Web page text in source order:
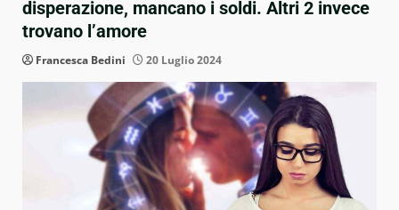
disperazione, mancano i soldi. Altri 2 invece
trovano l’amore
Francesca Bedini 20 Luglio 2024